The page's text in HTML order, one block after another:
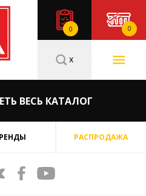
0 0
ВЕСЬ КАТАЛОГ
x
РАСПРОДАЖА